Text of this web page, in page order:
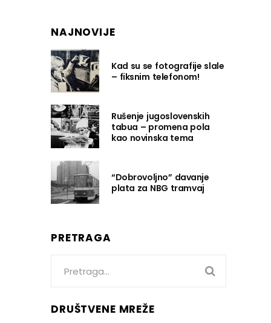
NAJNOVIJE
Kad su se fotografije slale
– fiksnim telefonom!
Rušenje jugoslovenskih
tabua – promena pola
kao novinska tema
“Dobrovoljno” davanje
plata za NBG tramvaj
PRETRAGA
DRUŠTVENE MREŽE